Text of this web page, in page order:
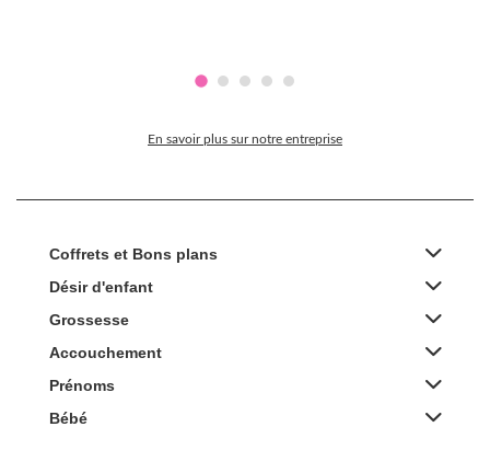
En savoir plus sur notre entreprise
Coffrets et Bons plans
Désir d'enfant
Grossesse
Accouchement
Prénoms
Bébé